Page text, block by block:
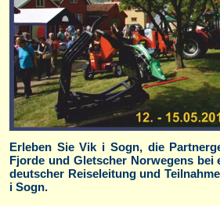
Erleben Sie Vik i Sogn, die
Fjorde und Gletscher Norwegens
deutscher Reiseleitung und
i Sogn.